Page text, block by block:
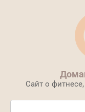
Сайт о
Поиск: